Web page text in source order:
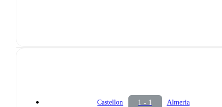
Castellon 1 - 1 Almeria